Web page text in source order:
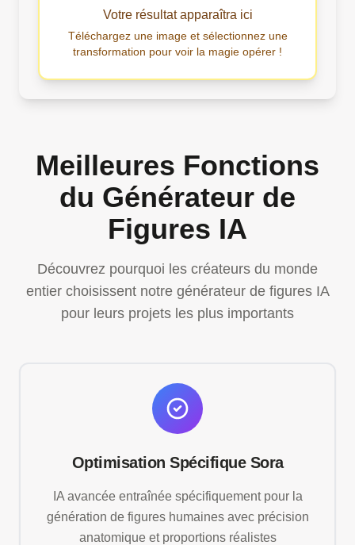
Votre résultat apparaîtra ici
Téléchargez une image et sélectionnez une
transformation pour voir la magie opérer !
Meilleures Fonctions
du Générateur de
Figures IA
Découvrez pourquoi les créateurs du monde
entier choisissent notre générateur de figures IA
pour leurs projets les plus importants
Optimisation Spécifique Sora
IA avancée entraînée spécifiquement pour la
génération de figures humaines avec précision
anatomique et proportions réalistes